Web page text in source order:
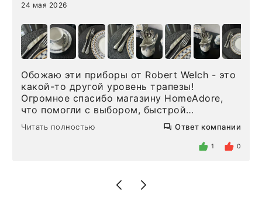
24 мая 2026
Обожаю эти приборы от Robert Welch - это
какой-то другой уровень трапезы!
Огромное спасибо магазину HomeAdore,
что помогли с выбором, быстрой
доставкой и высоким сервисом. Один раз
была здесь лично, забирала чайные ложки,
внутри очень много антикварной посуды,
Позже заказывала остальные приборы -
доставили сдэком на следующий день к
Читать полностью Ответ компании
1 0